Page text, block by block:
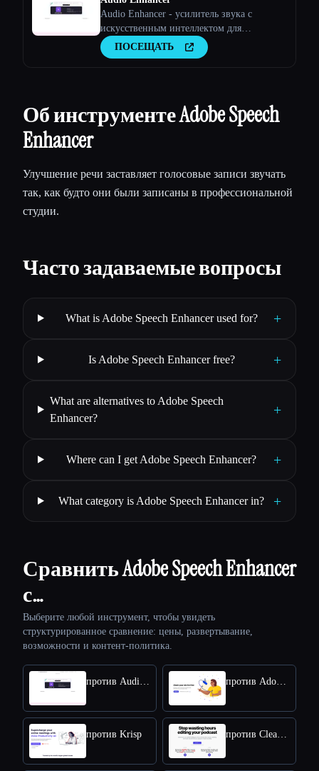
Audio Enhancer - усилитель звука с
искусственным интеллектом для
музыкантов, подкастов, интервью и
многого другого.
ПОСЕЩАТЬ
Об инструменте Adobe Speech
Enhancer
Улучшение речи заставляет голосовые записи звучать
так, как будто они были записаны в профессиональной
студии.
Часто задаваемые вопросы
What is Adobe Speech Enhancer used for? +
Is Adobe Speech Enhancer free? +
What are alternatives to Adobe Speech
Enhancer?
+
Where can I get Adobe Speech Enhancer? +
What category is Adobe Speech Enhancer in? +
Сравнить Adobe Speech Enhancer
с…
Выберите любой инструмент, чтобы увидеть
структурированное сравнение: цены, развертывание,
возможности и контент-политика.
против Krisp